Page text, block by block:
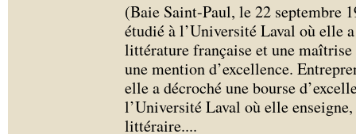
(Baie Saint-Paul, le 22 septembre
étudié à l’Université Laval où elle
littérature française et une
une mention d’excellence.
elle a décroché une bourse
l’Université Laval où elle
littéraire....